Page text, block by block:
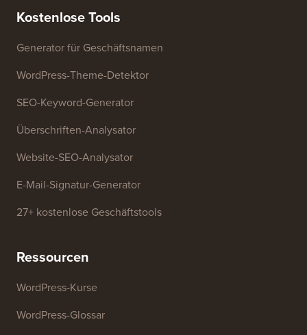
Presse & Marken-Assets
Kostenlose Tools
Generator für Geschäftsnamen
WordPress-Theme-Detektor
SEO-Keyword-Generator
Website-SEO-Analysator
E-Mail-Signatur-Generator
27+ kostenlose Geschäftstools